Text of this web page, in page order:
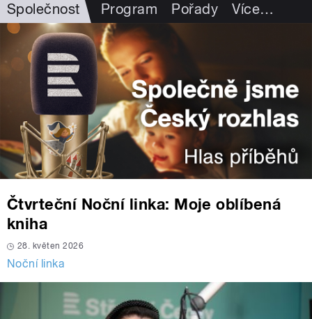
Společnost Program Pořady Více…
Čtvrteční Noční linka: Moje oblíbená
kniha
28. květen 2026
Noční linka